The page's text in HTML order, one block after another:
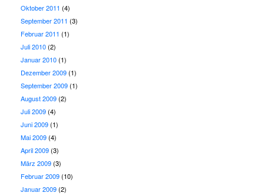
Oktober 2011 (4)
September 2011 (3)
Februar 2011 (1)
Juli 2010(2)
Januar 2010(1)
Dezember 2009(1)
September 2009(1)
August 2009(2)
Juli 2009(4)
Juni 2009(1)
Mai 2009(4)
April 2009(3)
März 2009(3)
Februar 2009(10)
Januar 2009(2)